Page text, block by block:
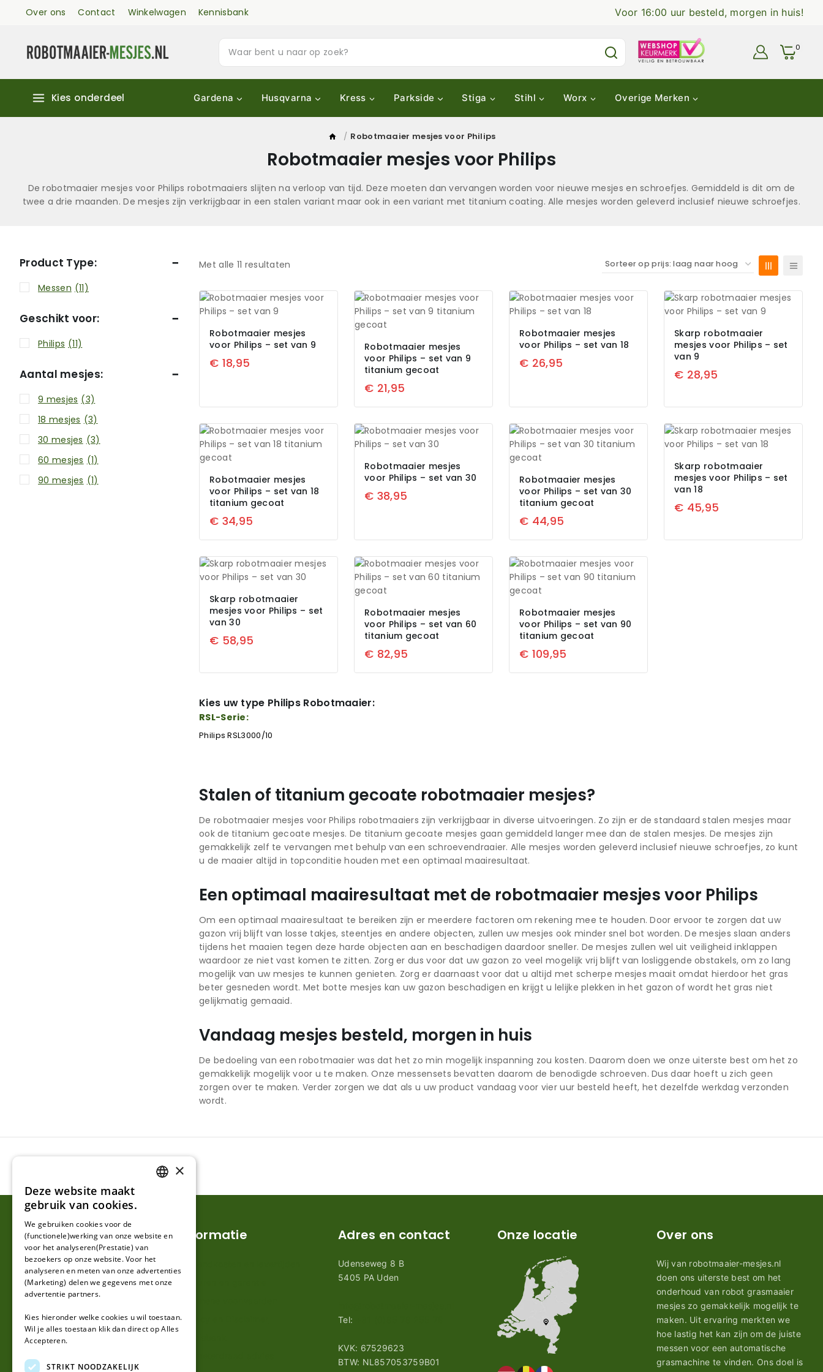
Over ons Contact Winkelwagen Kennisbank Voor 16:00 uur besteld, morgen in huis!
0
Kies onderdeel Gardena Husqvarna Kress Parkside Stiga Stihl Worx Overige Merken
/ Robotmaaier mesjes voor Philips
Robotmaaier mesjes voor Philips
De robotmaaier mesjes voor Philips robotmaaiers slijten na verloop van tijd. Deze moeten dan vervangen worden voor nieuwe mesjes en schroefjes. Gemiddeld is dit om de
twee a drie maanden. De mesjes zijn verkrijgbaar in een stalen variant maar ook in een variant met titanium coating. Alle mesjes worden geleverd inclusief nieuwe schroefjes.
Met alle 11 resultaten
Robotmaaier mesjes
voor Philips – set van 9
€ 18,95
Robotmaaier mesjes
voor Philips – set van 9
titanium gecoat
€ 21,95
Robotmaaier mesjes
voor Philips – set van 18
€ 26,95
Skarp robotmaaier
mesjes voor Philips – set
van 9
€ 28,95
Robotmaaier mesjes
voor Philips – set van 18
titanium gecoat
€ 34,95
Robotmaaier mesjes
voor Philips – set van 30
€ 38,95
Robotmaaier mesjes
voor Philips – set van 30
titanium gecoat
€ 44,95
Skarp robotmaaier
mesjes voor Philips – set
van 18
€ 45,95
Skarp robotmaaier
mesjes voor Philips – set
van 30
€ 58,95
Robotmaaier mesjes
voor Philips – set van 60
titanium gecoat
€ 82,95
Robotmaaier mesjes
voor Philips – set van 90
titanium gecoat
€ 109,95
Kies uw type Philips Robotmaaier:
RSL-Serie:
Philips RSL3000/10
Stalen of titanium gecoate robotmaaier mesjes?
De robotmaaier mesjes voor Philips robotmaaiers zijn verkrijgbaar in diverse uitvoeringen. Zo zijn er de standaard stalen mesjes maar
ook de titanium gecoate mesjes. De titanium gecoate mesjes gaan gemiddeld langer mee dan de stalen mesjes. De mesjes zijn
gemakkelijk zelf te vervangen met behulp van een schroevendraaier. Alle mesjes worden geleverd inclusief nieuwe schroefjes, zo kunt
u de maaier altijd in topconditie houden met een optimaal maairesultaat.
Een optimaal maairesultaat met de robotmaaier mesjes voor Philips
Om een optimaal maairesultaat te bereiken zijn er meerdere factoren om rekening mee te houden. Door ervoor te zorgen dat uw
gazon vrij blijft van losse takjes, steentjes en andere objecten, zullen uw mesjes ook minder snel bot worden. De mesjes slaan anders
tijdens het maaien tegen deze harde objecten aan en beschadigen daardoor sneller. De mesjes zullen wel uit veiligheid inklappen
waardoor ze niet vast komen te zitten. Zorg er dus voor dat uw gazon zo veel mogelijk vrij blijft van losliggende obstakels, om zo lang
mogelijk van uw mesjes te kunnen genieten. Zorg er daarnaast voor dat u altijd met scherpe mesjes maait omdat hierdoor het gras
beter gesneden wordt. Met botte mesjes kan uw gazon beschadigen en krijgt u lelijke plekken in het gazon of wordt het gras niet
gelijkmatig gemaaid.
Vandaag mesjes besteld, morgen in huis
De bedoeling van een robotmaaier was dat het zo min mogelijk inspanning zou kosten. Daarom doen we onze uiterste best om het zo
gemakkelijk mogelijk voor u te maken. Onze messensets bevatten daarom de benodigde schroeven. Dus daar hoeft u zich geen
zorgen over te maken. Verder zorgen we dat als u uw product vandaag voor vier uur besteld heeft, het dezelfde werkdag verzonden
wordt.
Product Type:
Messen (11)
Geschikt voor:
Philips (11)
Aantal mesjes:
9 mesjes (3)
18 mesjes (3)
30 mesjes (3)
60 mesjes (1)
90 mesjes (1)
Klantenservice
Mijn account
Klantenservice
Over ons
Informatie
Privacy en Disclaimer
Adres en contact
Udenseweg 8 B
5405 PA Uden
Tel:
KVK: 67529623
BTW: NL857053759B01
Onze locatie Over ons
Wij van robotmaaier-mesjes.nl
doen ons uiterste best om het
onderhoud van robot grasmaaier
mesjes zo gemakkelijk mogelijk te
maken. Uit ervaring merkten we
hoe lastig het kan zijn om de juiste
messen voor een automatische
grasmachine te vinden. Ons doel is
GERMAN
×
Deze website maakt
gebruik van cookies.
We gebruiken cookies voor de
(functionele)werking van onze website en
voor het analyseren(Prestatie) van
bezoekers op onze website. Voor het
analyseren en meten van onze advertenties
(Marketing) delen we gegevens met onze
advertentie partners.
Kies hieronder welke cookies u wil toestaan.
Wil je alles toestaan klik dan direct op Alles
Accepteren.
STRIKT NOODZAKELIJK